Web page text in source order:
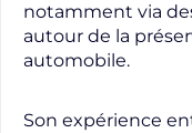
notamment via
autour de la
automobile.
Son expérience